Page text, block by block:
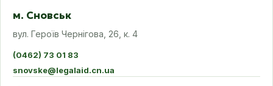
м. Сновськ
вул. Героїв Чернігова, 26, к. 4
(0462) 73 01 83
snovske@legalaid.cn.ua